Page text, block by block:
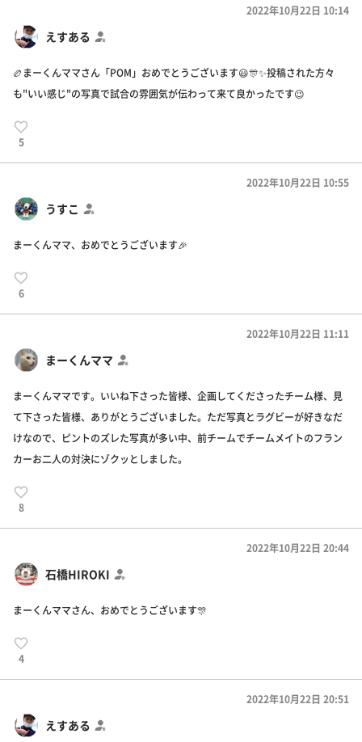
えすある
2022年10月22日 10:14
🏉まーくんママさん「POM」おめでとうございます😃🎊✨投稿された方々
も"いい感じ"の写真で試合の雰囲気が伝わって来て良かったです😉
5
うすこ
2022年10月22日 10:55
まーくんママ、おめでとうございます🎉
6
まーくんママ
2022年10月22日 11:11
まーくんママです。いいね下さった皆様、企画してくださったチーム様、見
て下さった皆様、ありがとうございました。ただ写真とラグビーが好きなだ
けなので、ピントのズレた写真が多い中、前チームでチームメイトのフラン
カーお二人の対決にゾクッとしました。
8
石橋HIROKI
2022年10月22日 20:44
まーくんママさん、おめでとうございます🎊
4
えすある
2022年10月22日 20:51